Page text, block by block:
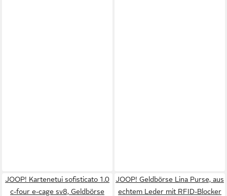
JOOP! Kartenetui sofisticato 1.0
c-four e-cage sv8, Geldbörse
JOOP! Geldbörse Lina Purse, aus
echtem Leder mit RFID-Blocker